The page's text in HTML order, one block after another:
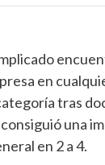
en
tras
en 2 a 4.